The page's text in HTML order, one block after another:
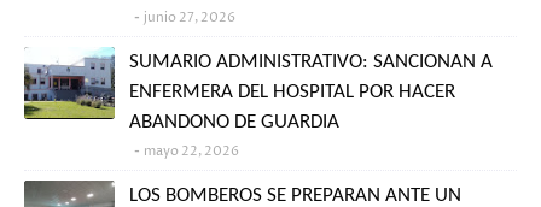
junio 27, 2026
SUMARIO ADMINISTRATIVO: SANCIONAN A
ENFERMERA DEL HOSPITAL POR HACER
ABANDONO DE GUARDIA
mayo 22, 2026
LOS BOMBEROS SE PREPARAN ANTE UN